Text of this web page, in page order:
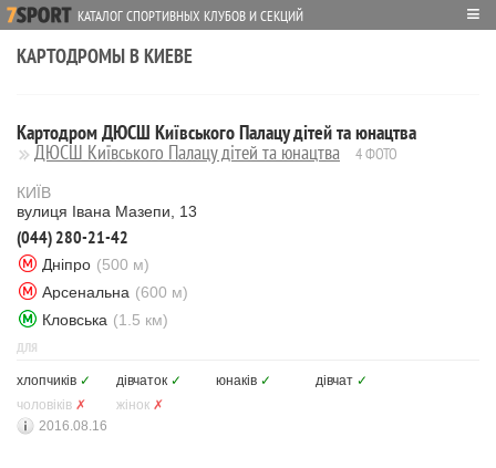
КАТАЛОГ СПОРТИВНЫХ КЛУБОВ И СЕКЦИЙ ≡
КАРТОДРОМЫ В КИЕВЕ
Картодром ДЮСШ Київського Палацу дітей та юнацтва
ДЮСШ Київського Палацу дітей та юнацтва 4 ФОТО
КИЇВ
вулиця Івана Мазепи, 13
(044) 280-21-42
Дніпро (500 м)
Арсенальна (600 м)
Кловська (1.5 км)
ДЛЯ
хлопчиків ✓ дівчаток ✓ юнаків ✓ дівчат ✓
чоловіків ✗ жінок ✗
2016.08.16